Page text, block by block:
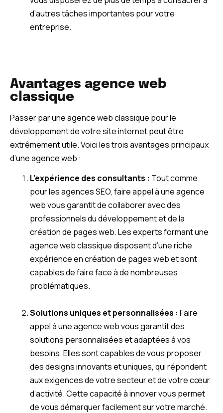
d’autres tâches importantes pour votre
entreprise.
Avantages agence web
classique
Passer par une agence web classique pour le
développement de votre site internet peut être
extrêmement utile. Voici les trois avantages principaux
d’une agence web :
L’expérience des consultants : Tout comme
pour les agences SEO, faire appel à une agence
web vous garantit de collaborer avec des
professionnels du développement et de la
création de pages web. Les experts formant une
agence web classique disposent d’une riche
expérience en création de pages web et sont
capables de faire face à de nombreuses
problématiques.
Solutions uniques et personnalisées : Faire
appel à une agence web vous garantit des
solutions personnalisées et adaptées à vos
besoins. Elles sont capables de vous proposer
des designs innovants et uniques, qui répondent
aux exigences de votre secteur et de votre cœur
d’activité. Cette capacité à innover vous permet
de vous démarquer facilement sur votre marché.